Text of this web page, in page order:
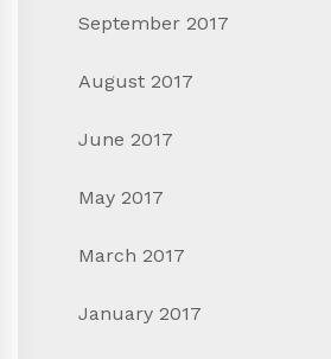
September 2017
August 2017
June 2017
May 2017
March 2017
January 2017